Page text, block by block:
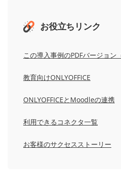
お役立ちリンク
この導入事例のPDFバージョン
教育向けONLYOFFICE
ONLYOFFICEとMoodleの連携
利用できるコネクタ一覧
お客様のサクセスストーリー